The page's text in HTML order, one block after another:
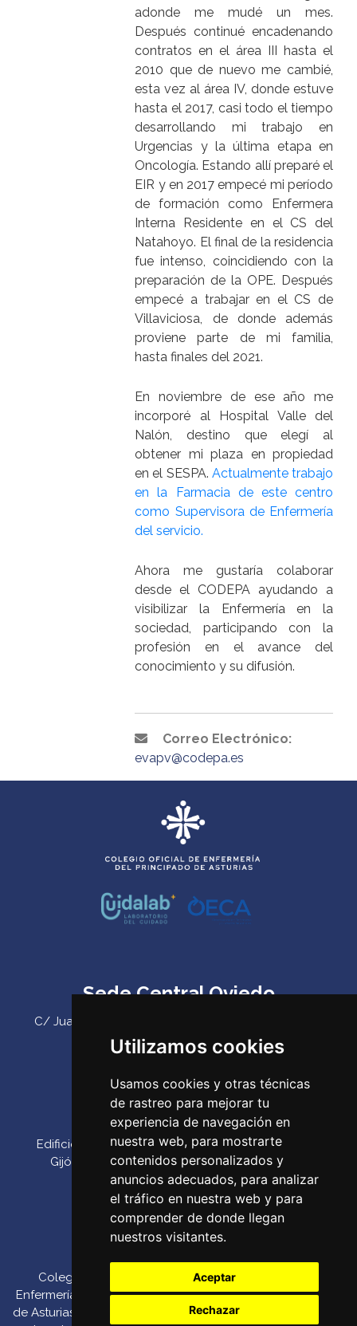
Utilizamos cookies
Usamos cookies y otras técnicas
de rastreo para mejorar tu
experiencia de navegación en
nuestra web, para mostrarte
contenidos personalizados y
anuncios adecuados, para analizar
el tráfico en nuestra web y para
comprender de donde llegan
nuestros visitantes.
Aceptar
Rechazar
adonde me mudé un mes.
Después continué encadenando
contratos en el área III hasta el
2010 que de nuevo me cambié,
esta vez al área IV, donde estuve
hasta el 2017, casi todo el tiempo
desarrollando mi trabajo en
Urgencias y la última etapa en
Oncología. Estando allí preparé el
EIR y en 2017 empecé mi período
de formación como Enfermera
Interna Residente en el CS del
Natahoyo. El final de la residencia
fue intenso, coincidiendo con la
preparación de la OPE. Después
empecé a trabajar en el CS de
Villaviciosa, de donde además
proviene parte de mi familia,
hasta finales del 2021.
En noviembre de ese año me
incorporé al Hospital Valle del
Nalón, destino que elegí al
obtener mi plaza en propiedad
en el SESPA. Actualmente trabajo
en la Farmacia de este centro
como Supervisora de Enfermería
del servicio.
Ahora me gustaría colaborar
desde el CODEPA ayudando a
visibilizar la Enfermería en la
sociedad, participando con la
profesión en el avance del
conocimiento y su difusión.
Correo Electrónico:
evapv@codepa.es
Sede Central Oviedo
C/ Juan Antonio Álvarez Rabanal 7, bajo. C.P. 33011
Email: codepa@codepa.es
Delegación Gijón
Edificio Impulsa, Oficina 6. Parque Tecnológico de
Gijón. Calle Los Prados, 166 C.P. 33203 (Gijón) ‌
Teléfono:985 23 25 52‌
codepa@codepa.es
Colegio Oficial de
Enfermería del Principado
de Asturias 2026. Todos los
Canal de denuncias
Política de Pago por